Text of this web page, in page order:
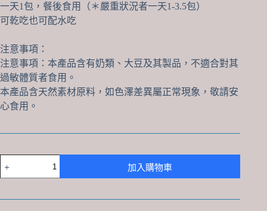
一天1包，餐後食用（＊嚴重狀況者一天1-3.5包）
可乾吃也可配水吃
注意事項：
注意事項：本產品含有奶類、大豆及其製品，不適合對其
過敏體質者食用。
本產品含天然素材原料，如色澤差異屬正常現象，敬請安
心食用。
加入購物車